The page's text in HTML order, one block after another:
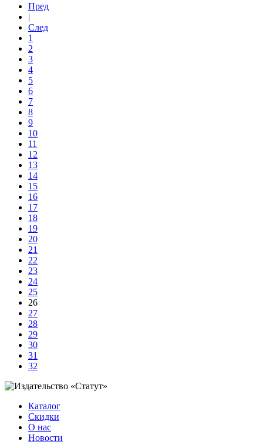
Пред
|
След
1
2
3
4
5
6
7
8
9
10
11
12
13
14
15
16
17
18
19
20
21
22
23
24
25
26
27
28
29
30
31
32
Каталог
Скидки
О нас
Новости